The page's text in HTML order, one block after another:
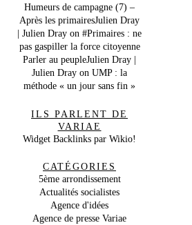
Humeurs de campagne (7) –
Après les primairesJulien Dray
| Julien Dray on #Primaires : ne
pas gaspiller la force citoyenne
Parler au peupleJulien Dray |
Julien Dray on UMP : la
méthode « un jour sans fin »
ILS PARLENT DE
VARIAE
Widget Backlinks par Wikio!
CATÉGORIES
5ème arrondissement
Actualités socialistes
Agence d'idées
Agence de presse Variae